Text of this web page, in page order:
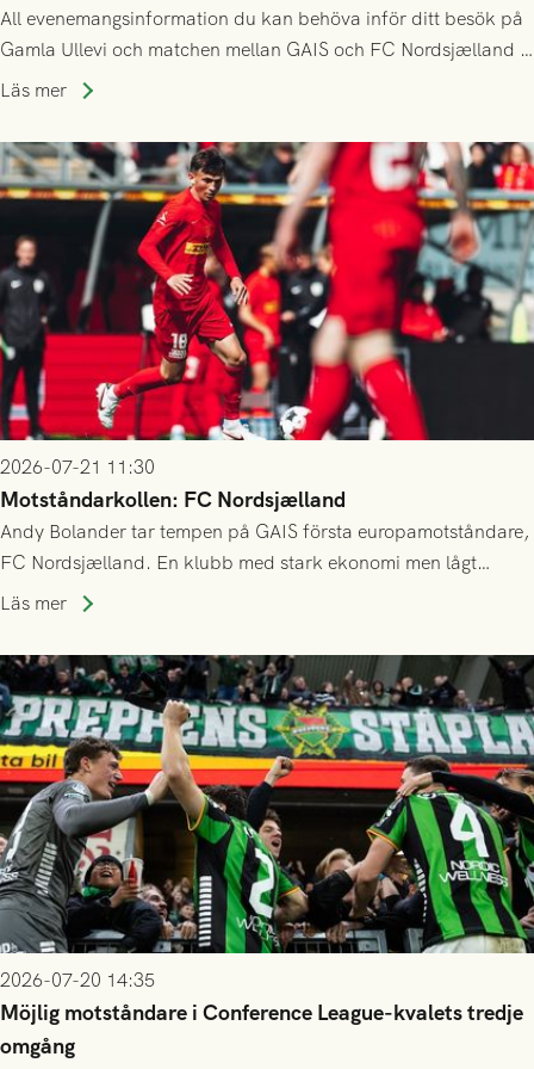
All evenemangsinformation du kan behöva inför ditt besök på
Gamla Ullevi och matchen mellan GAIS och FC Nordsjælland i
kvalet till Conference League! Avspark kl 19.00 på torsdag
Läs mer
2026-07-21 11:30
Motståndarkollen: FC Nordsjælland
Andy Bolander tar tempen på GAIS första europamotståndare,
FC Nordsjælland. En klubb med stark ekonomi men lågt
publiksnitt, ett lag med både kollektiv styrka och individuell
Läs mer
2026-07-20 14:35
Möjlig motståndare i Conference League-kvalets tredje
omgång